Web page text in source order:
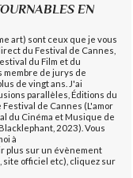
EN
art) sont ceux que je vous
du Festival de Cannes,
du Film et du
membre de jurys de
de vingt ans. J'ai
parallèles, Éditions du
de Cannes (L'amor
du Cinéma et Musique de
2023). Vous
à
plus sur un évènement
site officiel etc), cliquez sur